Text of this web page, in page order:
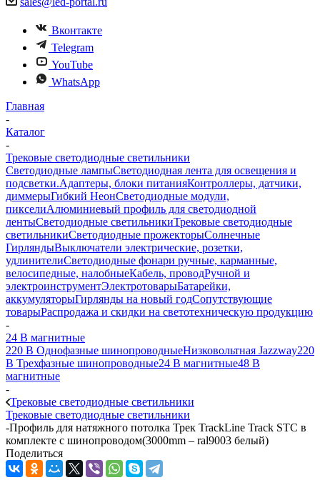
Вконтакте
Telegram
YouTube
WhatsApp
Главная
-
Каталог
-
Трековые светодиодные светильники
Светодиодные лампыСветодиодная лента для освещения и
подсветки.Адаптеры, блоки питанияКонтроллеры, датчики,
диммерыГибкий НеонСветодиодные модули,
пикселиАлюминиевый профиль для светодиодной
лентыСветодиодные светильникиТрековые светодиодные
светильникиСветодиодные прожекторыСолнечные
ГирляндыВыключатели электрические, розетки,
удлинителиСветодиодные фонари ручные, карманные,
велосипедные, налобныеКабель, проводРучной и
электроинструментЭлектротоварыБатарейки,
аккумуляторыГирлянды на новый годСопутствующие
товарыРаспродажа и скидки на светотехническую продукцию
-
24 B магнитные
220 B Однофазные шинопроводныеНизковольтная Jazzway220
B Трехфазные шинопроводные24 B магнитные48 B
магнитные
-
Трековые светодиодные светильники
Трековые светодиодные светильники
-Профиль для натяжного потолка Трек TrackLine Track STC в
комплекте с шинопроводом(3000mm – ral9003 белый)
Поделиться